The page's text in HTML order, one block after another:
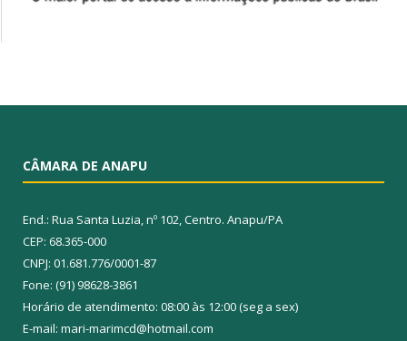
CÂMARA DE ANAPU
End.: Rua Santa Luzia, nº 102, Centro. Anapu/PA
CEP: 68.365-000
CNPJ: 01.681.776/0001-87
Fone: (91) 98628-3861
Horário de atendimento: 08:00 às 12:00 (seg a sex)
E-mail: mari-marimcd@hotmail.com